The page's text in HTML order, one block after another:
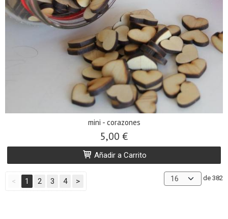
mini - corazones
5,00 €
Añadir a Carrito
< 1 2 3 4 > de 382